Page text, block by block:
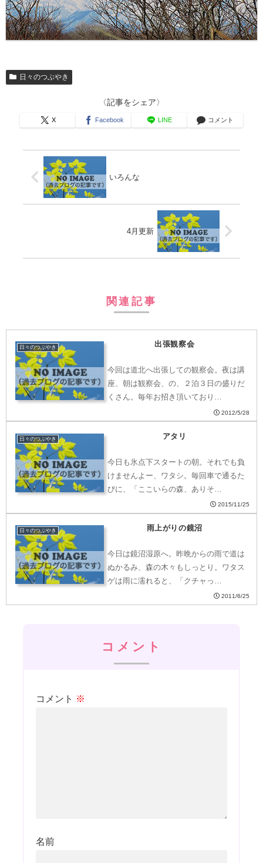
日々のつぶやき
〈記事をシェア〉
X Facebook LINE コメント
いろんな
4月更新
関連記事
日々のつぶやき 出張観察会
今回は道北へ出張しての観察会。夜は講
座、朝は観察会、の、２泊３日の盛りだ
くさん。毎年お招き頂いており…
2012/5/28
日々のつぶやき アタリ
今日も氷点下スタートの朝。それでも負
けませんよー、ワタシ。毎回車で通るた
びに、「ここいらの森、ありそ…
2015/11/25
日々のつぶやき 雨上がりの鏡沼
今日は鏡沼湿原へ。昨晩からの雨で道は
ぬかるみ、森の木々もしっとり。ワタス
ゲは雨に濡れると、「クチャっ…
2011/6/25
コメント
コメント ※
名前